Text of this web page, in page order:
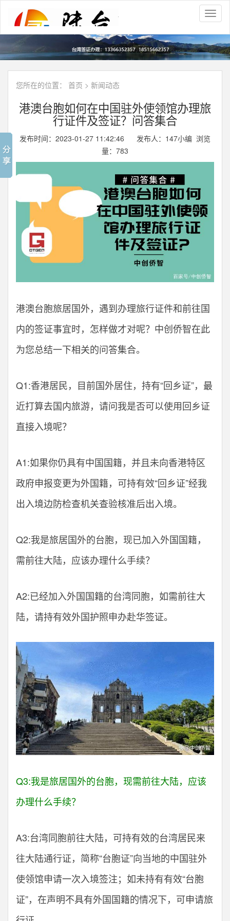
您所在的位置： 首页 > 新闻动态
港澳台胞如何在中国驻外使领馆办理旅
行证件及签证？问答集合
发布时间：2023-01-27 11:42:46 发布人：147小编 浏览
量： 783
港澳台胞旅居国外，遇到办理旅行证件和前往国
内的签证事宜时，怎样做才对呢？中创侨智在此
为您总结一下相关的问答集合。
Q1:香港居民，目前国外居住，持有“回乡证”，最
近打算去国内旅游，请问我是否可以使用回乡证
直接入境呢？
A1:如果你仍具有中国国籍，并且未向香港特区
政府申报变更为外国籍，可持有效“回乡证”经我
出入境边防检查机关查验核准后出入境。
Q2:我是旅居国外的台胞，现已加入外国国籍，
需前往大陆，应该办理什么手续？
A2:已经加入外国国籍的台湾同胞，如需前往大
陆，请持有效外国护照申办赴华签证。
Q3:我是旅居国外的台胞，现需前往大陆，应该
办理什么手续？
A3:台湾同胞前往大陆，可持有效的台湾居民来
往大陆通行证，简称“台胞证”向当地的中国驻外
使领馆申请一次入境签注；如未持有有效“台胞
证”，在声明不具有外国国籍的情况下，可申请旅